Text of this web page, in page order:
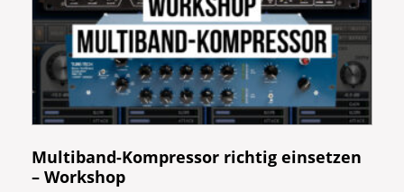
Multiband-Kompressor richtig einsetzen
– Workshop